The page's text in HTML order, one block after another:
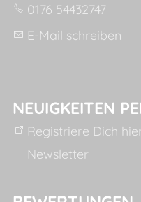
0176 54432747
E-Mail schreiben
NEUIGKEITEN
Registriere Dich
Newsletter